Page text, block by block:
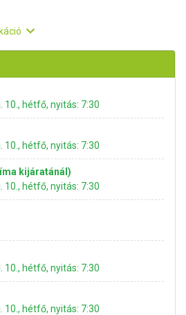
10., hétfő, nyitás: 7:30
10., hétfő, nyitás: 7:30
kijáratánál)
10., hétfő, nyitás: 7:30
10., hétfő, nyitás: 7:30
10., hétfő, nyitás: 7:30